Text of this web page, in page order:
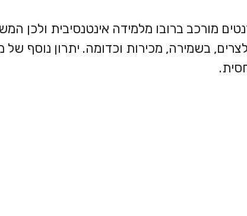
מורכב ברובו מלמידה אינטנסיבית ולכן
בשמירה, מכירות וכדומה. יתרון נוסף של